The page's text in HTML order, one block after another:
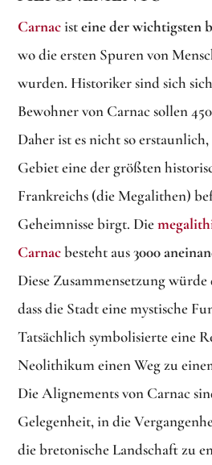
Carnacisteine der wichtigsten
wo die ersten Spuren von
wurden. Historiker sind sich
Bewohner von Carnac sollen
Daher ist es nicht so erstaunlich,
Gebiet eine der größten
Frankreichs (die Megalithen)
Geheimnisse birgt. Die
Carnacbesteht aus3000
Diese Zusammensetzung
dass die Stadt eine mystische
Tatsächlich symbolisierte eine
Neolithikum einen Weg zu
Die Alignements von Carnac
Gelegenheit, in die
die bretonische Landschaft zu